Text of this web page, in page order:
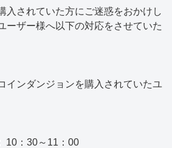
入されていた方にご迷惑をおかけし
ーザー様へ以下の対応をさせていた
インダンジョンを購入されていたユ
10：30～11：00